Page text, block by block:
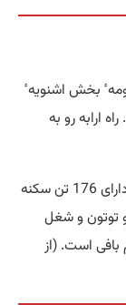
بخش اشنویه
ارابه رو به
این دهکده در جلگه قرار دارد و سردسیر است و دارای 176 تن سکنه
توتون و شغل
بافی است. (از